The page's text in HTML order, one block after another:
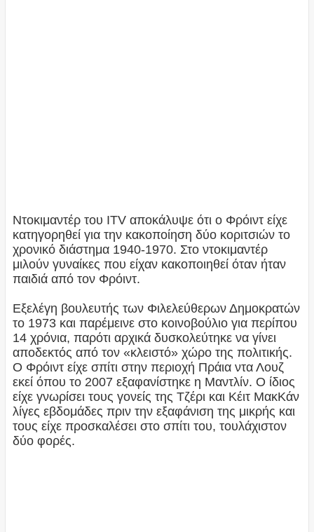
Ντοκιμαντέρ του ITV αποκάλυψε ότι ο Φρόιντ είχε
κατηγορηθεί για την κακοποίηση δύο κοριτσιών το
χρονικό διάστημα 1940-1970. Στο ντοκιμαντέρ
μιλούν γυναίκες που είχαν κακοποιηθεί όταν ήταν
παιδιά από τον Φρόιντ.
Εξελέγη βουλευτής των Φιλελεύθερων Δημοκρατών
το 1973 και παρέμεινε στο κοινοβούλιο για περίπου
14 χρόνια, παρότι αρχικά δυσκολεύτηκε να γίνει
αποδεκτός από τον «κλειστό» χώρο της πολιτικής.
Ο Φρόιντ είχε σπίτι στην περιοχή Πράια ντα Λουζ
εκεί όπου το 2007 εξαφανίστηκε η Μαντλίν. Ο ίδιος
είχε γνωρίσει τους γονείς της Τζέρι και Κέιτ ΜακΚάν
λίγες εβδομάδες πριν την εξαφάνιση της μικρής και
τους είχε προσκαλέσει στο σπίτι του, τουλάχιστον
δύο φορές.